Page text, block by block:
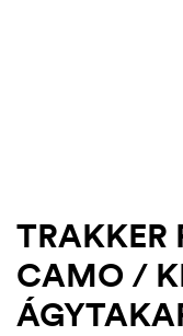
TRAKKER
CAMO /